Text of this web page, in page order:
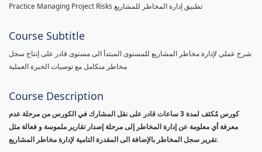
Practice Managing Project Risks تطبيق إدارة المخاطر للمشاريع
Course Subtitle
شرح عملي لإدارة مخاطر المشاريع للمستوى المبتدأ الى مستوى قادر على إنتاج سجل
مخاطر متكامل مع توصيات الخبرة العملية
Course Description
كورس مٌكثف لمدة 3 ساعات قادر على نقل المشارك في الكورس من مرحلة عدم
معرفة أي معلومة عن إدارة المخاطر إلى مرحلة إصدار تقارير ملموسة و فعالة مثل
تقرير سجل المخاطر بالإضافة الى المقدرة التامية لإدارة مخاطر المشاريع.